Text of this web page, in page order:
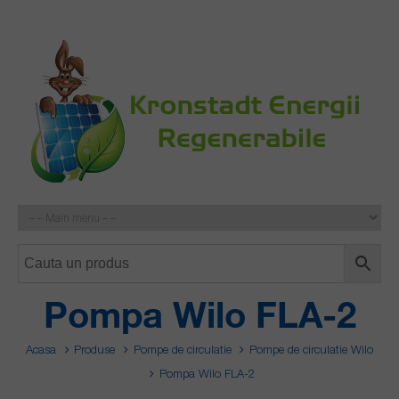
Pompa Wilo FLA-2
Acasa Produse Pompe de circulatie
Pompe de circulatie Wilo
Pompa Wilo FLA-2